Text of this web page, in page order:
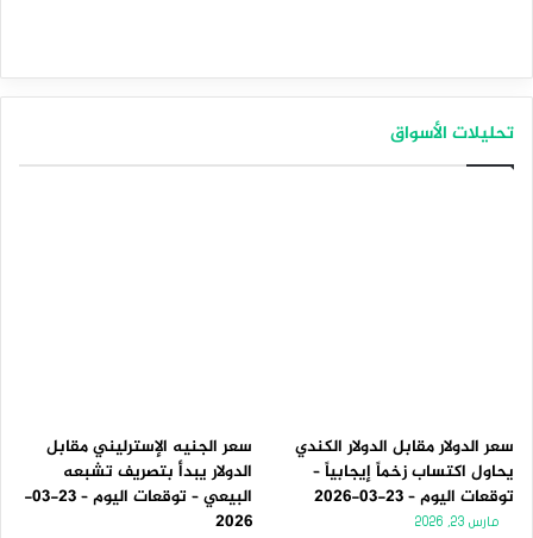
تحليلات الأسواق
سعر الدولار مقابل الدولار الكندي
يحاول اكتساب زخماً إيجابياً –
توقعات اليوم – 23-03-2026
مارس 23, 2026
سعر الجنيه الإسترليني مقابل
الدولار يبدأ بتصريف تشبعه
البيعي – توقعات اليوم – 23-03-
2026